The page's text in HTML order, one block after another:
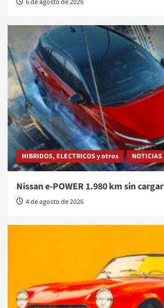
6 de agosto de 2026
HIBRIDOS, ELECTRICOS y otros NOTICIAS
Nissan e-POWER 1.980 km sin cargar
4 de agosto de 2026